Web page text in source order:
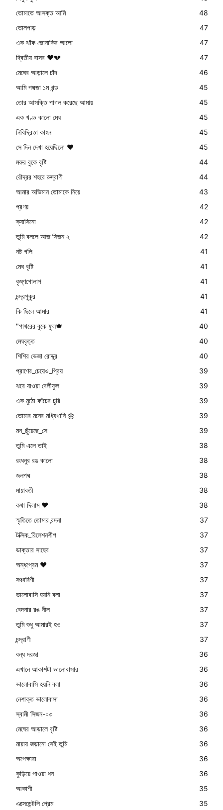
তোমাতে আসক্ত আমি
48
তোলপাড়
47
এক ঝাঁক জোনাকির আলো
47
দ্বিতীয় বাসর ❤️💔
47
মেঘের আড়ালে চাঁদ
46
আমি পদ্মজা ১ম খন্ড
45
তোর আসক্তি পাগল করেছে আমায়
45
এক খণ্ড কালো মেঘ
45
নিবিদ্রিতা কাহন
45
সে দিন দেখা হয়েছিলো ❤️
45
মরুর বুকে বৃষ্টি
44
রৌদ্রর শহরে রুদ্রাণী
44
আমার অভিমান তোমাকে নিয়ে
43
প্রণয়
42
ক্যাসিনো
42
তুমি বললে আজ সিজন ২
42
নষ্ট গলি
41
মেঘ বৃষ্টি
41
কৃষ্ণগোলাপ
41
চন্দ্রপুকুর
41
কি ছিলে আমার
41
"পাথরের বুকে ফুল🍁
40
মেঘবৃত্ত
40
শিশির ভেজা রোদ্দুর
40
প্রাণের_চেয়েও_প্রিয়
39
ঝরে যাওয়া বেলীফুল
39
এক মুঠো কাঁচের চুরি
39
তোমার মনের মধ্যিখানি 🌼
39
মন_ছুঁয়েছে_সে
39
তুমি এলে তাই
38
রংধনুর রঙ কালো
38
জলপদ্ম
38
মায়াবতী
38
কথা দিলাম ❤️
38
স্মৃতিতে তোমার বন্দনা
37
টক্সিক_রিলেশনশীপ
37
ডাক্তার সাহেব
37
অন্ধপ্রেম ❤️
37
সঞ্চারিণী
37
ভালোবাসি হয়নি বলা
37
বেদনার রঙ নীল
37
তুমি শুধু আমারই হও
37
চন্দ্রাণী
37
বন্ধ দরজা
36
এখানে আকাশটা ভালোবাসার
36
ভালোবাসি হয়নি বলা
36
নেশাক্ত ভালোবাসা
36
স্বামী সিজন-০৩
36
মেঘের আড়ালে বৃষ্টি
36
মায়ায় জড়ানো সেই তুমি
36
অপেক্ষারা
36
কুড়িয়ে পাওয়া ধন
36
আকাশী
35
এক্সেডেন্টলি প্রেম
35